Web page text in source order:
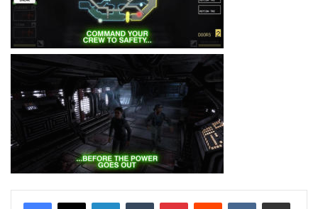
LinkedInTumblr PinterestReddit VKontakteShare via Email